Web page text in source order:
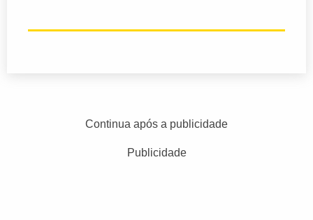
Continua após a publicidade
Publicidade